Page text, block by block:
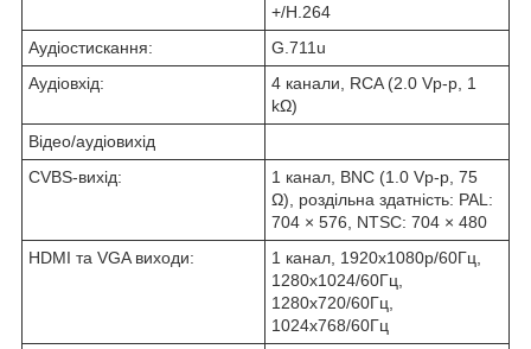
+/H.264
Аудіостискання:
G.711u
Аудіовхід:
4 канали, RCA (2.0 Vp-p, 1
kΩ)
Відео/аудіовихід
CVBS-вихід:
1 канал, BNC (1.0 Vp-p, 75
Ω), роздільна здатність: PAL:
704 × 576, NTSC: 704 × 480
HDMI та VGA виходи:
1 канал, 1920х1080р/60Гц,
1280х1024/60Гц,
1280х720/60Гц,
1024х768/60Гц